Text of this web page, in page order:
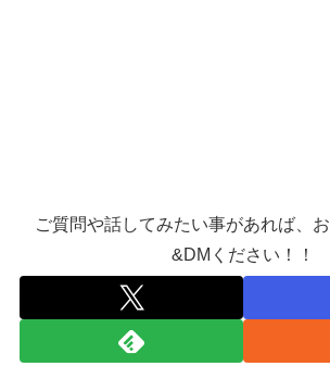
ご質問や話してみたい事があれば、
&DMください！！